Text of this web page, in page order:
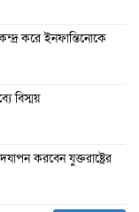
করে ইনফান্তিনোকে
বিস্ময়
করবেন যুক্তরাষ্ট্রের